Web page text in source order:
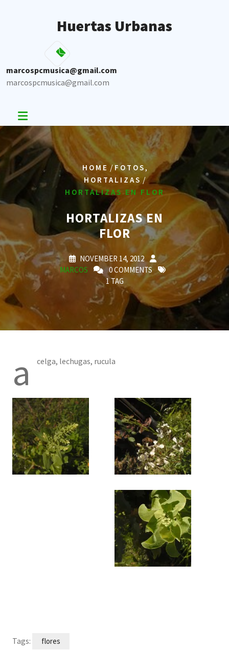
Huertas Urbanas
marcospcmusica@gmail.com
marcospcmusica@gmail.com
HOME /FOTOS,
HORTALIZAS /
HORTALIZAS EN FLOR
HORTALIZAS EN
FLOR
NOVEMBER 14, 2012
MARCOS
0 COMMENTS
1 TAG
a celga, lechugas, rucula
Tags: flores